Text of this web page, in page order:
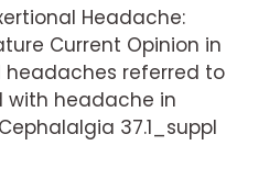
Headache:
Current Opinion in
headaches referred to
with headache in
37.1_suppl